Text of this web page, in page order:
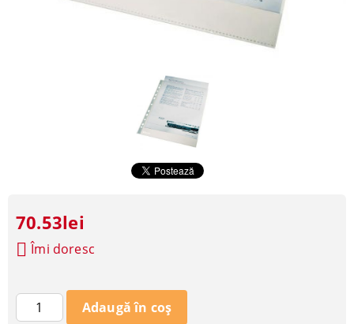
70.53lei
Îmi doresc